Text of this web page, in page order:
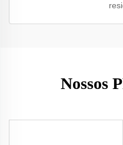
Nossos